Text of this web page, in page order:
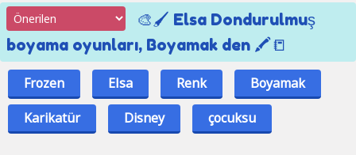
🎨🖌️ Elsa Dondurulmuş
boyama oyunları, Boyamak den 🖍️📒
Frozen Elsa Renk
Boyamak
Karikatür
Disney çocuksu